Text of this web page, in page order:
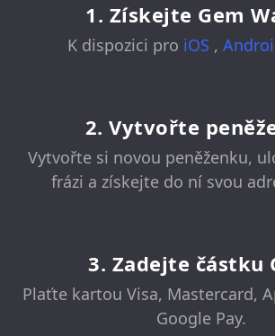
1. Získejte Gem
K dispozici pro iOS ,
2. Vytvořte
Vytvořte si novou peněženku,
frázi a získejte do ní svou
3. Zadejte částku
Plaťte kartou Visa, Mastercard,
Google Pay.